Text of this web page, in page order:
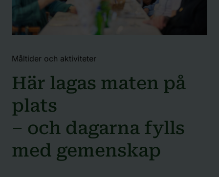
Måltider och aktiviteter
Här lagas maten på
plats
– och dagarna fylls
med gemenskap